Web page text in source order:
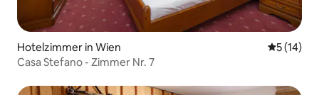
Hotelzimmer in Wien
5 (14)
Casa Stefano - Zimmer Nr. 7